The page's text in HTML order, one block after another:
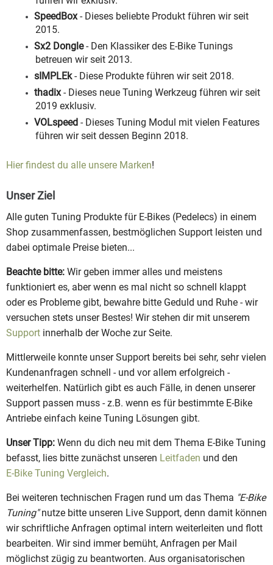
SpeedBox- Dieses beliebte Produkt führen wir seit
2015.
Sx2 Dongle- Den Klassiker des E-Bike Tunings
betreuen wir seit 2013.
sIMPLEk- Diese Produkte führen wir seit 2018.
thadix- Dieses neue Tuning Werkzeug führen wir seit
2019 exklusiv.
VOLspeed - Dieses Tuning Modul mit vielen Features
führen wir seit dessen Beginn 2018.
Hier findest du alle unsere Marken!
Unser Ziel
Alle guten Tuning Produkte für E-Bikes (Pedelecs) in einem
Shop zusammenfassen, bestmöglichen Support leisten und
dabei optimale Preise bieten...
Beachte bitte: Wir geben immer alles und meistens
funktioniert es, aber wenn es mal nicht so schnell klappt
oder es Probleme gibt, bewahre bitte Geduld und Ruhe - wir
versuchen stets unser Bestes! Wir stehen dir mit unserem
Support innerhalb der Woche zur Seite.
Mittlerweile konnte unser Support bereits bei sehr, sehr vielen
Kundenanfragen schnell - und vor allem erfolgreich -
weiterhelfen. Natürlich gibt es auch Fälle, in denen unserer
Support passen muss - z.B. wenn es für bestimmte E-Bike
Antriebe einfach keine Tuning Lösungen gibt.
Unser Tipp: Wenn du dich neu mit dem Thema E-Bike Tuning
befasst, lies bitte zunächst unseren Leitfaden und den
E-Bike Tuning Vergleich.
Bei weiteren technischen Fragen rund um das Thema "E-Bike
Tuning"nutze bitte unseren Live Support, denn damit können
wir schriftliche Anfragen optimal intern weiterleiten und flott
bearbeiten. Wir sind immer bemüht, Anfragen per Mail
möglichst zügig zu beantworten. Aus organisatorischen